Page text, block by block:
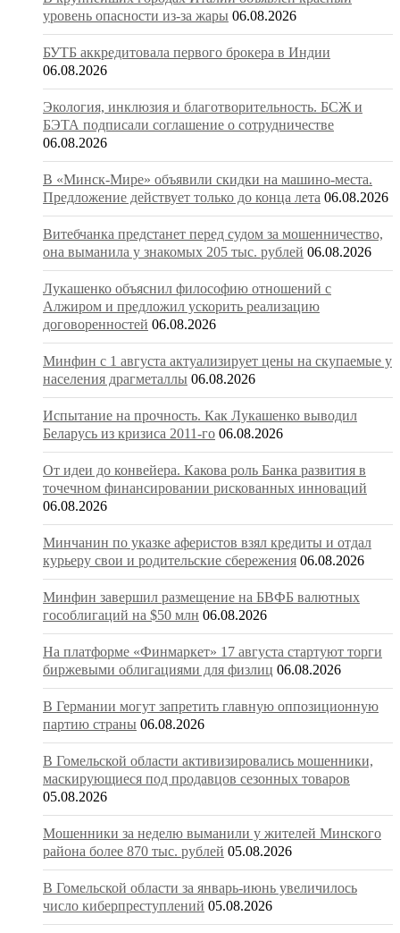
уровень опасности из-за жары 06.08.2026
БУТБ аккредитовала первого брокера в Индии
06.08.2026
Экология, инклюзия и благотворительность. БСЖ и
БЭТА подписали соглашение о сотрудничестве
06.08.2026
В «Минск-Мире» объявили скидки на машино-места.
Предложение действует только до конца лета 06.08.2026
Витебчанка предстанет перед судом за мошенничество,
она выманила у знакомых 205 тыс. рублей 06.08.2026
Лукашенко объяснил философию отношений с
Алжиром и предложил ускорить реализацию
договоренностей 06.08.2026
Минфин с 1 августа актуализирует цены на скупаемые у
населения драгметаллы 06.08.2026
Испытание на прочность. Как Лукашенко выводил
Беларусь из кризиса 2011-го 06.08.2026
От идеи до конвейера. Какова роль Банка развития в
точечном финансировании рискованных инноваций
06.08.2026
Минчанин по указке аферистов взял кредиты и отдал
курьеру свои и родительские сбережения 06.08.2026
Минфин завершил размещение на БВФБ валютных
гособлигаций на $50 млн 06.08.2026
На платформе «Финмаркет» 17 августа стартуют торги
биржевыми облигациями для физлиц 06.08.2026
В Германии могут запретить главную оппозиционную
партию страны 06.08.2026
В Гомельской области активизировались мошенники,
маскирующиеся под продавцов сезонных товаров
05.08.2026
Мошенники за неделю выманили у жителей Минского
района более 870 тыс. рублей 05.08.2026
В Гомельской области за январь-июнь увеличилось
число киберпреступлений 05.08.2026